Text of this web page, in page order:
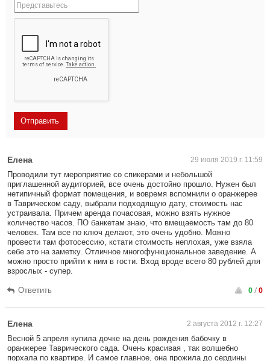
Елена 29 июля 2019 г. 11:59
Проводили тут мероприятие со спикерами и небольшой
приглашенной аудиторией, все очень достойно прошло. Нужен был
нетипичный формат помещения, и вовремя вспомнили о оранжерее
в Таврическом саду, выбрали подходящую дату, стоимость нас
устраивала. Причем аренда почасовая, можно взять нужное
количество часов. ПО банкетам знаю, что вмещаемость там до 80
человек. Там все по ключ делают, это очень удобно. Можно
провести там фотосессию, кстати стоимость неплохая, уже взяла
себе это на заметку. Отличное многофункциональное заведение. А
можно просто прийти к ним в гости. Вход вроде всего 80 рублей для
взрослых - супер.
Ответить 0/0
Елена 2 августа 2012 г. 12:27
Весной 5 апреля купила дочке на день рождения бабочку в
оранжерее Таврического сада. Очень красивая , так волшебно
порхала по квартире. И самое главное, она прожила до сердины